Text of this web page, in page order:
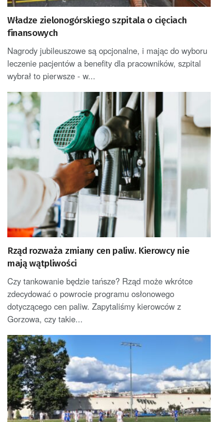
Władze zielonogórskiego szpitala o cięciach
finansowych
Nagrody jubileuszowe są opcjonalne, i mając do wyboru
leczenie pacjentów a benefity dla pracowników, szpital
wybrał to pierwsze - w...
Rząd rozważa zmiany cen paliw. Kierowcy nie
mają wątpliwości
Czy tankowanie będzie tańsze? Rząd może wkrótce
zdecydować o powrocie programu osłonowego
dotyczącego cen paliw. Zapytaliśmy kierowców z
Gorzowa, czy takie...